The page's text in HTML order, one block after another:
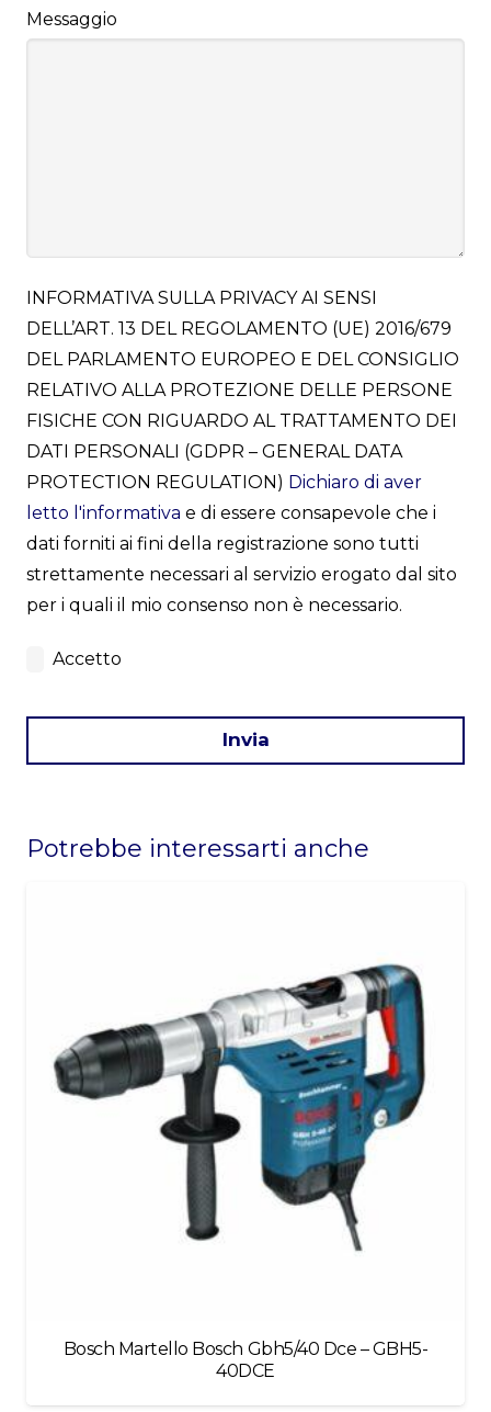
Messaggio
INFORMATIVA SULLA PRIVACY AI SENSI
DELL’ART. 13 DEL REGOLAMENTO (UE) 2016/679
DEL PARLAMENTO EUROPEO E DEL CONSIGLIO
RELATIVO ALLA PROTEZIONE DELLE PERSONE
FISICHE CON RIGUARDO AL TRATTAMENTO DEI
DATI PERSONALI (GDPR – GENERAL DATA
PROTECTION REGULATION) Dichiaro di aver
letto l'informativa e di essere consapevole che i
dati forniti ai fini della registrazione sono tutti
strettamente necessari al servizio erogato dal sito
per i quali il mio consenso non è necessario.
Accetto
Invia
should
Potrebbe interessarti anche
Bosch Martello Bosch Gbh5/40 Dce – GBH5-
40DCE